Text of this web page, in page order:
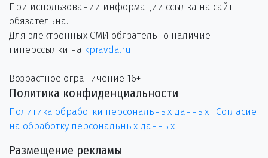
При использовании информации ссылка на сайт
обязательна.
Для электронных СМИ обязательно наличие
гиперссылки на kpravda.ru.
Возрастное ограничение 16+
Политика конфиденциальности
Политика обработки персональных данных
Согласие
на обработку персональных данных
Размещение рекламы